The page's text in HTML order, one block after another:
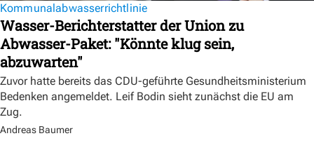
Kommunalabwasserrichtlinie
Wasser-Berichterstatter der Union zu
Abwasser-Paket: "Könnte klug sein,
abzuwarten"
Zuvor hatte bereits das CDU-geführte Gesundheitsministerium
Bedenken angemeldet. Leif Bodin sieht zunächst die EU am
Zug.
Andreas Baumer